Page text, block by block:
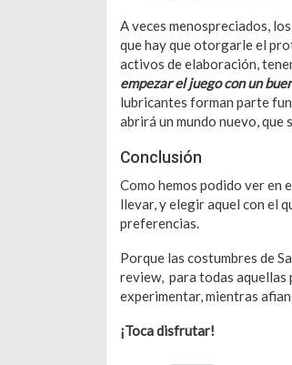
A veces menospreciados,
que hay que otorgarle el
activos de elaboración,
empezar el juego con un
lubricantes forman parte
abrirá un mundo nuevo, que
Conclusión
Como hemos podido ver en
llevar, y elegir aquel con el
preferencias.
Porque las costumbres de
review, para todas aquellas
experimentar, mientras
¡Toca disfrutar!